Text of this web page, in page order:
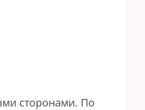
сторонами. По